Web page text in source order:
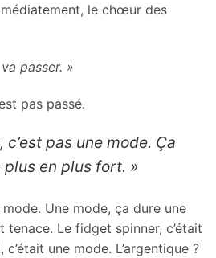
le chœur des
passer. »
pas passé.
c’est pas une mode. Ça
en plus fort. »
mode. Une mode, ça dure une
tenace. Le fidget spinner, c’était
une mode. L’argentique ?